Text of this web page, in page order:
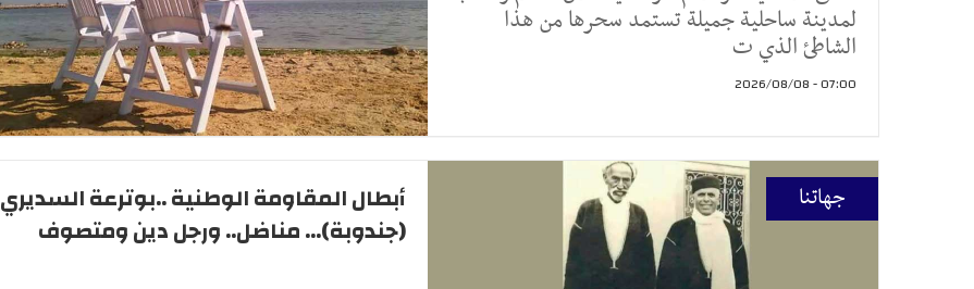
لمدينة ساحلية جميلة تستمد سحرها من هذا
الشاطئ الذي ت
07:00 - 2026/08/08
جهاتنا
أبطال المقاومة الوطنية ..بوترعة السديري
(جندوبة)... مناضل.. ورجل دين ومتصوف